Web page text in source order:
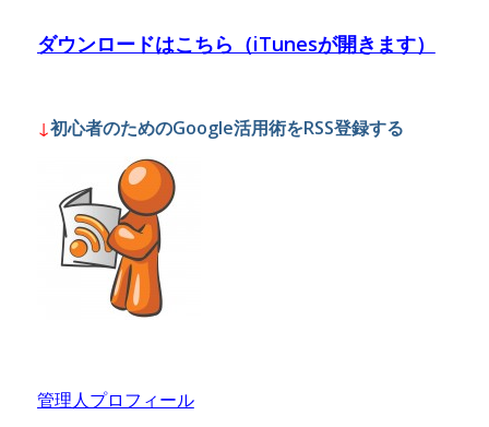
ダウンロードはこちら（iTunesが開きます）
↓初心者のためのGoogle活用術をRSS登録する
管理人プロフィール